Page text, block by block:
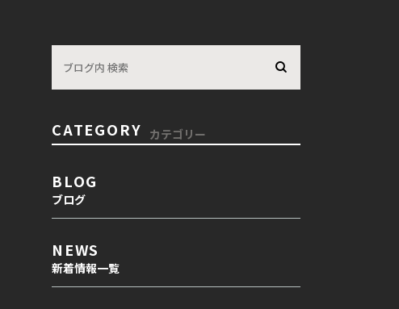
CATEGORY カテゴリー
BLOG
ブログ
NEWS
新着情報一覧